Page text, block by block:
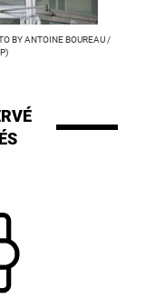
BY ANTOINE BOUREAU /